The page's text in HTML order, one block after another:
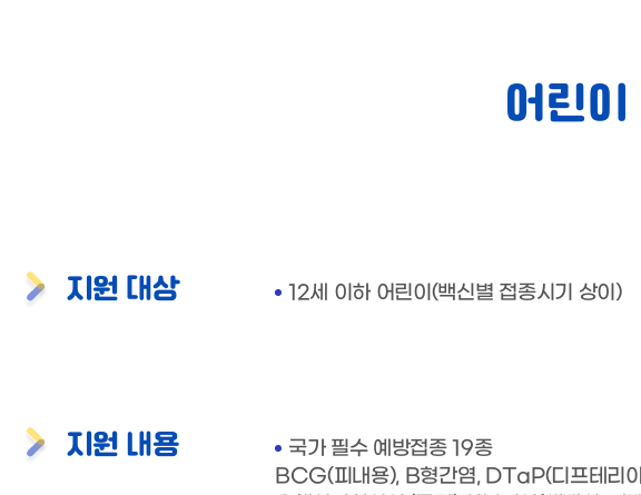
어린
지원 대상 12세 이하 어린이(백신별 접종시기 상이)
지원 내용
국가 필수 예방접종 19종
BCG(피내용), B형간염, DTaP(디프테